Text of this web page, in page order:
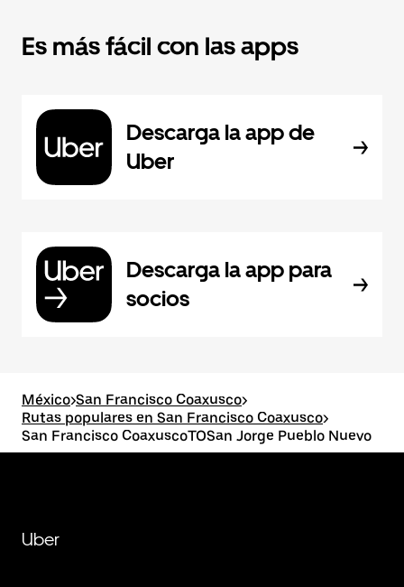
Es más fácil con las apps
Descarga la app de
Uber
Descarga la app para
socios
México>San Francisco Coaxusco>
Rutas populares en San Francisco Coaxusco>
San Francisco CoaxuscoTOSan Jorge Pueblo Nuevo
Uber